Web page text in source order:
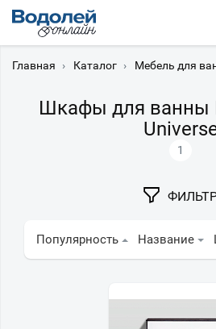
Главная › Каталог › Мебель для
Шкафы для ванны
1
Популярность Название